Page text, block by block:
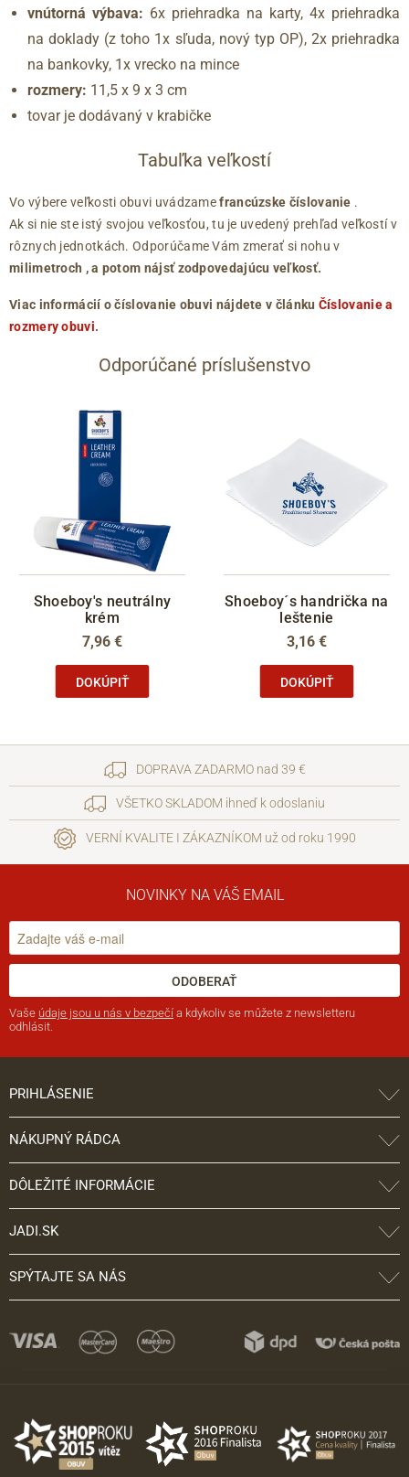
vnútorná výbava: 6x priehradka na karty, 4x priehradka
na doklady (z toho 1x sľuda, nový typ OP), 2x priehradka
na bankovky, 1x vrecko na mince
rozmery: 11,5 x 9 x 3 cm
tovar je dodávaný v krabičke
Tabuľka veľkostí
Vo výbere veľkosti obuvi uvádzamefrancúzske číslovanie .
Ak si nie ste istý svojou veľkosťou, tu je uvedený prehľad veľkostí v
rôznych jednotkách. Odporúčame Vám zmerať si nohu v
milimetroch , a potom nájsť zodpovedajúcu veľkosť.
Viac informácií o číslovanie obuvi nájdete v článku Číslovanie a
rozmery obuvi.
Odporúčané príslušenstvo
Shoeboy's neutrálny
krém
7,96 €
DOKÚPIŤ
Shoeboy´s handrička na
leštenie
3,16 €
DOKÚPIŤ
DOPRAVA ZADARMO nad 39 €
VŠETKO SKLADOM ihneď k odoslaniu
VERNÍ KVALITE I ZÁKAZNÍKOM už od roku 1990
NOVINKY NA VÁŠ EMAIL
ODOBERAŤ
Vaše údaje jsou u nás v bezpečí a kdykoliv se můžete z newsletteru
odhlásit.
PRIHLÁSENIE
NÁKUPNÝ RÁDCA
DÔLEŽITÉ INFORMÁCIE
JADI.SK
SPÝTAJTE SA NÁS